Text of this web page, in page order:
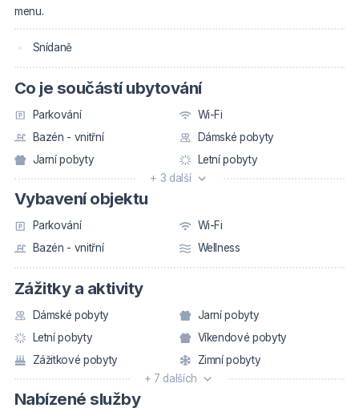
menu.
Snídaně
Co je součástí ubytování
Parkování
Wi-Fi
Bazén - vnitřní
Dámské pobyty
Jarní pobyty
Letní pobyty
+ 3 další
Vybavení objektu
Parkování
Wi-Fi
Bazén - vnitřní
Wellness
Zážitky a aktivity
Dámské pobyty
Jarní pobyty
Letní pobyty
Víkendové pobyty
Zážitkové pobyty
Zimní pobyty
+ 7 dalších
Nabízené služby